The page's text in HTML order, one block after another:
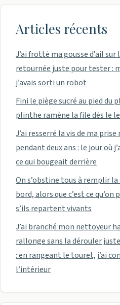
Articles récents
J’ai frotté ma gousse d’ail
retournée juste pour tester :
j’avais sorti un robot
Fini le piège sucré au pied du
plinthe ramène la file dès le
J’ai resserré la vis de ma
pendant deux ans : le jour où
ce qui bougeait derrière
On s’obstine tous à remplir
bord, alors que c’est ce qu’on
s’ils repartent vivants
J’ai branché mon nettoyeur
rallonge sans la dérouler
: en rangeant le touret, j’ai
l’intérieur